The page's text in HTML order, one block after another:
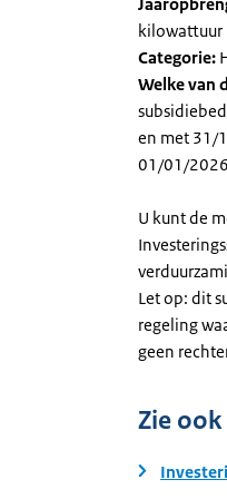
kilowattuur
Categorie:
Welke van
en met 31/
01/01/
U kunt de
Let op: dit
regeling
geen
Zie ook